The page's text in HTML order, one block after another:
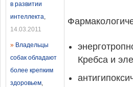
в развитии
интеллекта,
14.03.2011
» Владельцы
собак обладают
более крепким
здоровьем,
Кребса и